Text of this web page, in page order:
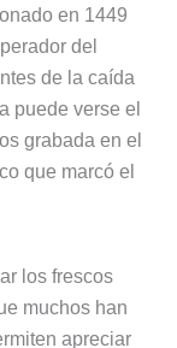
en 1449
del
de la caída
puede verse el
grabada en el
que marcó el
los frescos
muchos han
apreciar